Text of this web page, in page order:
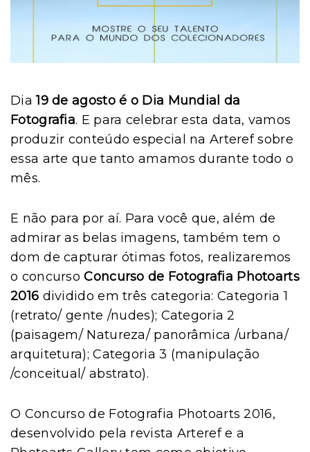
Dia19 de agosto é o Dia Mundial da
Fotografia. E para celebrar esta data, vamos
produzir conteúdo especial na Arteref sobre
essa arte que tanto amamos durante todo o
mês.
E não para por aí. Para você que, além de
admirar as belas imagens, também tem o
dom de capturar ótimas fotos, realizaremos
o concursoConcurso de Fotografia Photoarts
2016 dividido em três categoria: Categoria 1
(retrato/ gente /nudes); Categoria 2
(paisagem/ Natureza/ panorâmica /urbana/
arquitetura); Categoria 3 (manipulação
/conceitual/ abstrato).
O Concurso de Fotografia Photoarts 2016,
desenvolvido pela revista Arteref e a